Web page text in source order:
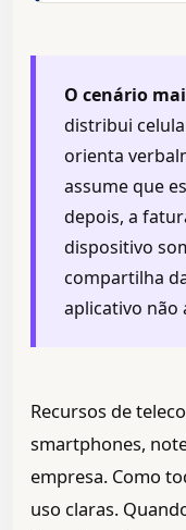
O cenário
distribui
orienta
assume que
depois, a
dispositivo
compartilha
aplicativo não
Recursos de
smartphones,
empresa. Como
uso claras.